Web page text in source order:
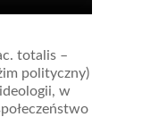
totalis –
polityczny)
w